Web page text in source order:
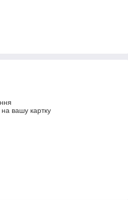
вашу картку